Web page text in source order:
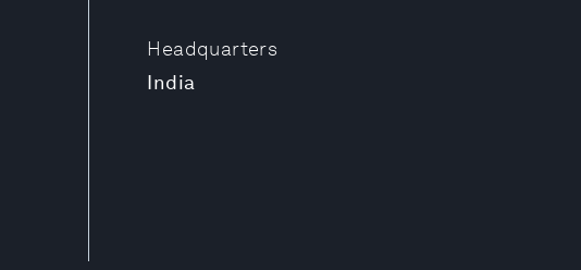
Headquarters
India